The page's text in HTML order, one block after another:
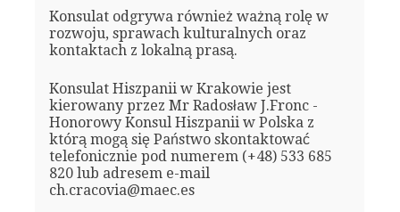
Konsulat odgrywa również ważną rolę w
rozwoju, sprawach kulturalnych oraz
kontaktach z lokalną prasą.
Konsulat Hiszpanii w Krakowie jest
kierowany przez Mr Radosław J.Fronc -
Honorowy Konsul Hiszpanii w Polska z
którą mogą się Państwo skontaktować
telefonicznie pod numerem (+48) 533 685
820 lub adresem e-mail
ch.cracovia@maec.es